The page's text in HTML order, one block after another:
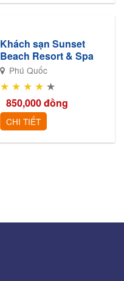
Khách sạn Sunset
Beach Resort & Spa
Phú Quốc
★ ★ ★ ★ ★
850,000đồng
CHI TIẾT